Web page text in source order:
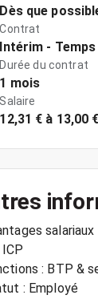
Dès que
Contrat
Intérim -
Durée du contrat
1 mois
Salaire
12,31 € à 13,00
salariaux
: BTP &
: Employé